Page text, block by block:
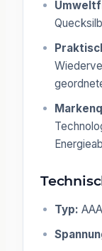
Typ: